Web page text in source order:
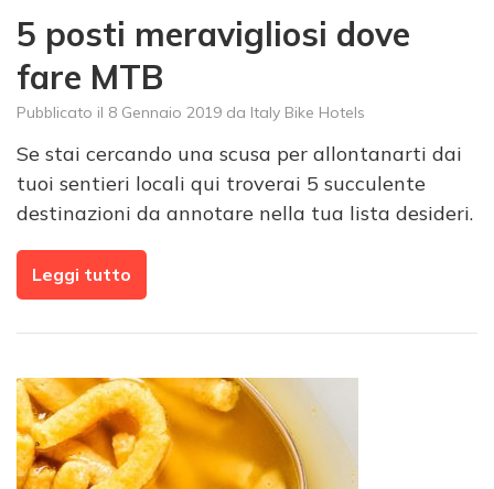
5 posti meravigliosi dove
fare MTB
Pubblicato il 8 Gennaio 2019 da Italy Bike Hotels
Se stai cercando una scusa per allontanarti dai
tuoi sentieri locali qui troverai 5 succulente
destinazioni da annotare nella tua lista desideri.
Leggi tutto